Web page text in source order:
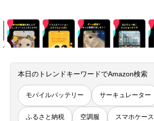
本日のトレンドキーワードでAmazon検索
モバイルバッテリー サーキュレーター
ふるさと納税 空調服 スマホケース